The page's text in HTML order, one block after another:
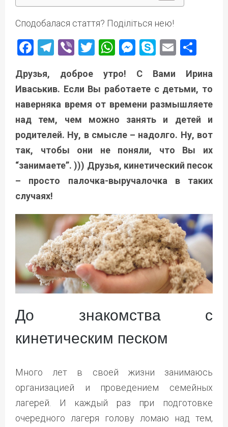
Сподобалася стаття? Поділіться нею!
Facebook
Telegram
ViberTwitter
WhatsApp
Messenger
Skype
Email
Друзья, доброе утро! С Вами Ирина
Иваськив. Если Вы работаете с детьми, то
наверняка время от времени размышляете
над тем, чем можно занять и детей и
родителей. Ну, в смысле – надолго. Ну, вот
так, чтобы они не поняли, что Вы их
“занимаете”. ))) Друзья, кинетический песок
– просто палочка-выручалочка в таких
случаях!
До знакомства с
кинетическим песком
Много лет в своей жизни занимаюсь
организацией и проведением семейных
лагерей. И каждый раз при подготовке
очередного лагеря голову ломаю над тем,